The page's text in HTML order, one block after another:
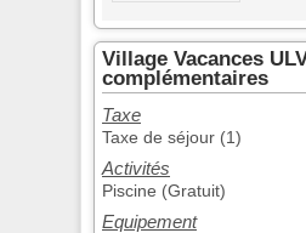
Village Vacances
complémentaires
Taxe
Taxe de séjour (1)
Activités
Piscine (Gratuit)
Equipement